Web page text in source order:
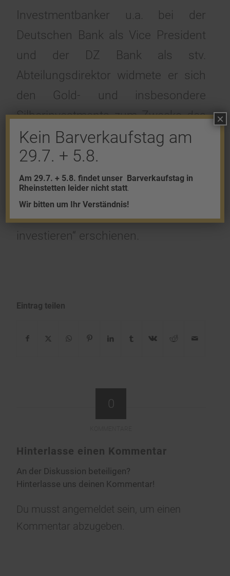
Investmentbanker u.a. bei der
Deutschen Bank als Vice President
und der DZ Bank als stv.
Abteilungsdirektor widmete er sich
den Gold- und insbesondere
Silberinvestments zum Zwecke des
Vermögensschutzes. Sein erstes
Buch „Silber – das bessere Gold“
verkaufte sich bereits über 20.000
Mal. Inzwischen ist sein zweites
Werk „Vermögen retten – in Silber
investieren“ erschienen.
Eintrag teilen
0
Hinterlasse einen Kommentar
An der Diskussion beteiligen?
Hinterlasse uns deinen Kommentar!
Du musst angemeldet sein, um einen
Kommentar abzugeben.
Kein Barverkaufstag am
29.7. + 5.8.
Am 29.7. + 5.8. findet unser Barverkaufstag in
Rheinstetten leider nicht statt
Wir bitten um Ihr Verständnis!
×